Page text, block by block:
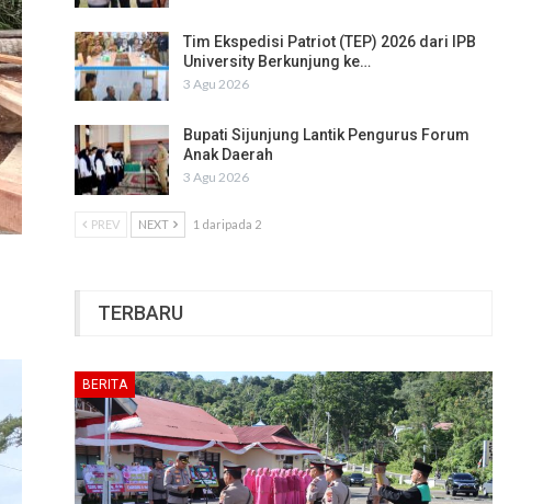
Tim Ekspedisi Patriot (TEP) 2026 dari IPB
University Berkunjung ke…
3 Agu 2026
Bupati Sijunjung Lantik Pengurus Forum
Anak Daerah
3 Agu 2026
PREV NEXT 1 daripada 2
TERBARU
BERITA